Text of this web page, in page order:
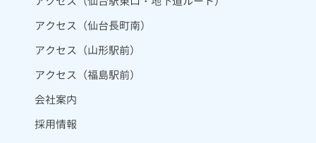
アクセス（仙台長町南）
アクセス（山形駅前）
アクセス（福島駅前）
会社案内
採用情報